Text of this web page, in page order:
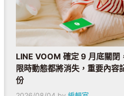
LINE VOOM 確定 9 月底關閉
限時動態都將消失，重要內容
份